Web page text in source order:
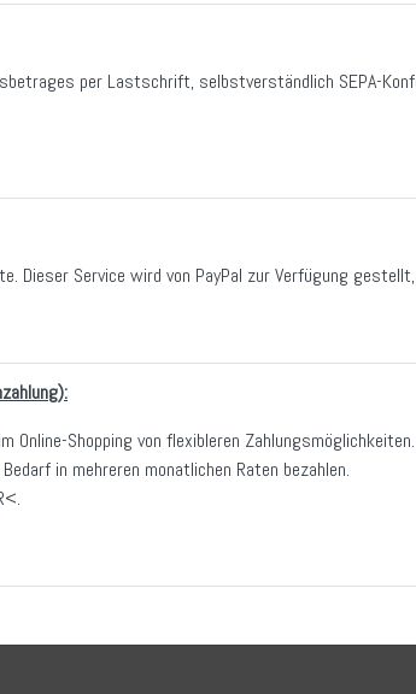
per Lastschrift, selbstverständlich SEPA-
Dieser Service wird von PayPal zur Verfügung
Online-Shopping von flexibleren
in mehreren monatlichen Raten bezahlen.
.